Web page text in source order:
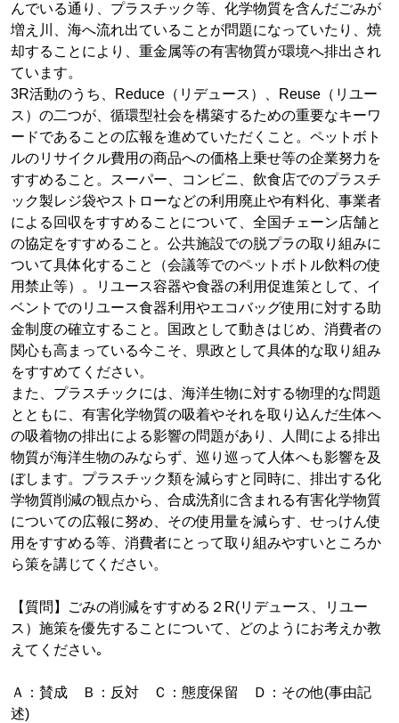
んでいる通り、プラスチック等、化学物質を含んだごみが
増え川、海へ流れ出ていることが問題になっていたり、焼
却することにより、重金属等の有害物質が環境へ排出され
ています。
3R活動のうち、Reduce（リデュース）、Reuse（リユー
ス）の二つが、循環型社会を構築するための重要なキーワ
ードであることの広報を進めていただくこと。ペットボト
ルのリサイクル費用の商品への価格上乗せ等の企業努力を
すすめること。スーパー、コンビニ、飲食店でのプラスチ
ック製レジ袋やストローなどの利用廃止や有料化、事業者
による回収をすすめることについて、全国チェーン店舗と
の協定をすすめること。公共施設での脱プラの取り組みに
ついて具体化すること（会議等でのペットボトル飲料の使
用禁止等）。リユース容器や食器の利用促進策として、イ
ベントでのリユース食器利用やエコバッグ使用に対する助
金制度の確立すること。国政として動きはじめ、消費者の
関心も高まっている今こそ、県政として具体的な取り組み
をすすめてください。
また、プラスチックには、海洋生物に対する物理的な問題
とともに、有害化学物質の吸着やそれを取り込んだ生体へ
の吸着物の排出による影響の問題があり、人間による排出
物質が海洋生物のみならず、巡り巡って人体へも影響を及
ぼします。プラスチック類を減らすと同時に、排出する化
学物質削減の観点から、合成洗剤に含まれる有害化学物質
についての広報に努め、その使用量を減らす、せっけん使
用をすすめる等、消費者にとって取り組みやすいところか
ら策を講じてください。
【質問】ごみの削減をすすめる２R(リデュース、リユー
ス）施策を優先することについて、どのようにお考えか教
えてください｡
Ａ：賛成 Ｂ：反対 Ｃ：態度保留 Ｄ：その他(事由記
述)